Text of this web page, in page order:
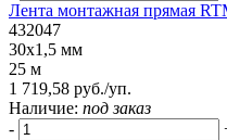
Лента монтажная прямая
432047
30x1,5 мм
25 м
1 719,58 руб./уп.
Наличие: под заказ
-